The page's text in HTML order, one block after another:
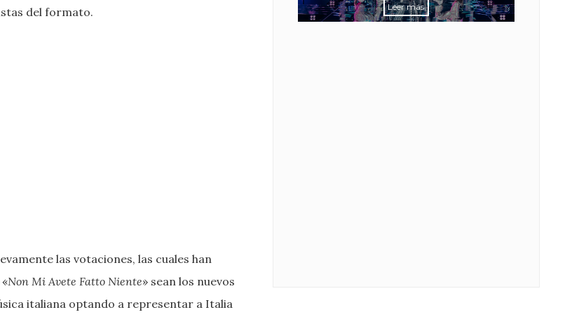
del formato.
las votaciones, las cuales han
Non Mi Avete Fatto Niente» sean los nuevos
italiana optando a representar a Italia
Leer más